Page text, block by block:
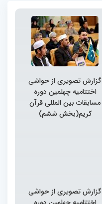
گزارش تصویری از حواشی
اختتامیه چهلمین دوره
مسابقات بین المللی قرآن
کریم(بخش ششم)
گزارش تصویری از حواشی